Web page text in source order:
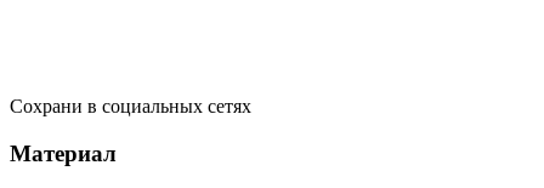
Сохрани в социальных сетях
Материал